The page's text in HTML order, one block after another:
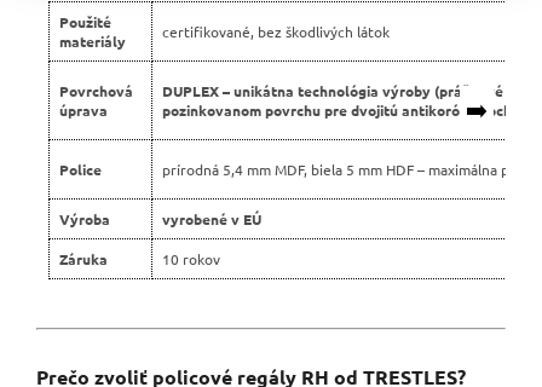
➡️
Použité
materiály
certifikované, bez škodlivých látok
Povrchová
úprava
DUPLEX – unikátna technológia výroby (práškové
pozinkovanom povrchu pre dvojitú antikoróznu
Police prírodná 5,4 mm MDF, biela 5 mm HDF – maximálna
Výroba vyrobené v EÚ
Záruka 10 rokov
Prečo zvoliť policové regály RH od TRESTLES?